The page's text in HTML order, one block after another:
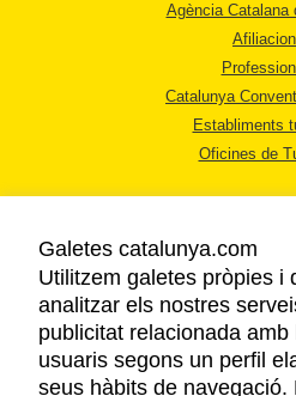
Agència Catalana
Catalunya
Establiments
Oficines de
AVÍS
POLÍTICA DE
Galetes catalunya.com
Utilitzem galetes pròpies i
analitzar els nostres
publicitat relacionada
usuaris segons un perfil
seus hàbits de navegació.